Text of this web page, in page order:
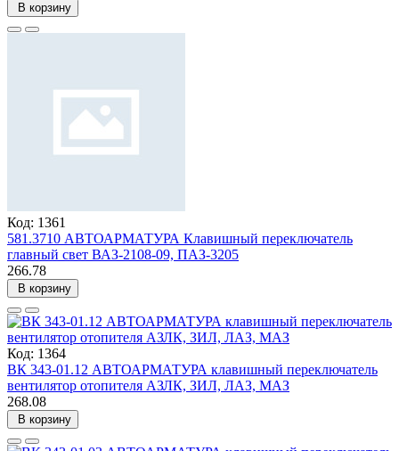
В корзину
Код: 1361
581.3710 АВТОАРМАТУРА Клавишный переключатель
главный свет ВАЗ-2108-09, ПАЗ-3205
266.78
В корзину
Код: 1364
ВК 343-01.12 АВТОАРМАТУРА клавишный переключатель
вентилятор отопителя АЗЛК, ЗИЛ, ЛАЗ, МАЗ
268.08
В корзину